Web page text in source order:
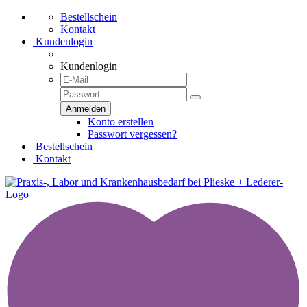
Bestellschein
Kontakt
Kundenlogin
Kundenlogin
Konto erstellen
Passwort vergessen?
Bestellschein
Kontakt